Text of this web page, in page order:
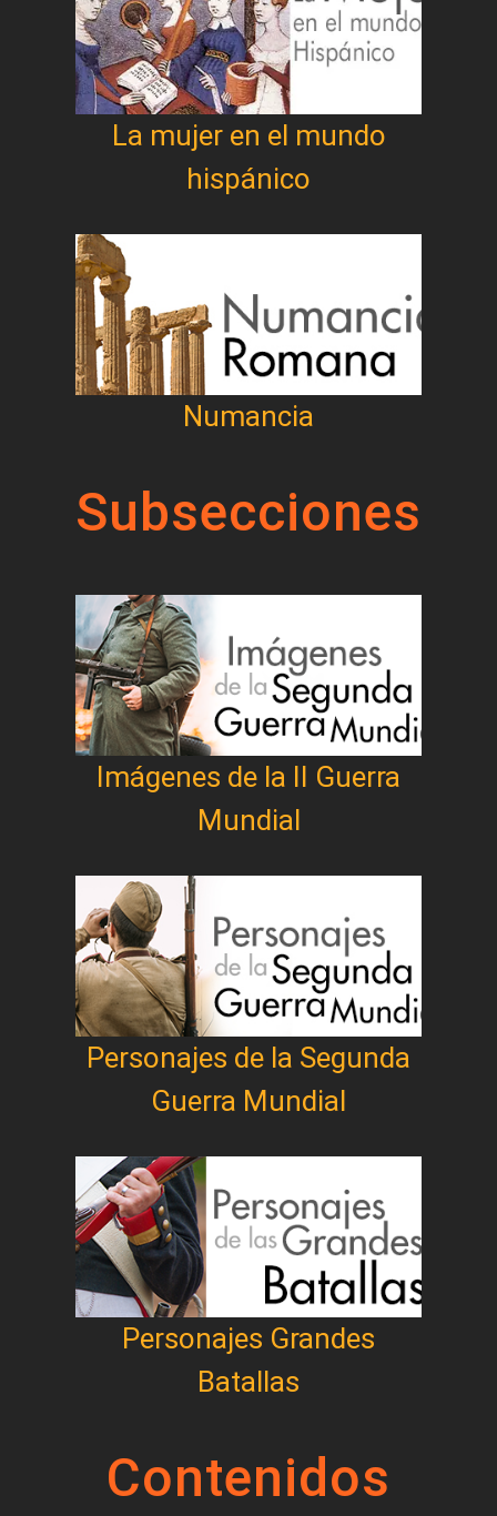
La mujer en el mundo
hispánico
Numancia
Subsecciones
Imágenes de la II Guerra
Mundial
Personajes de la Segunda
Guerra Mundial
Personajes Grandes
Batallas
Contenidos